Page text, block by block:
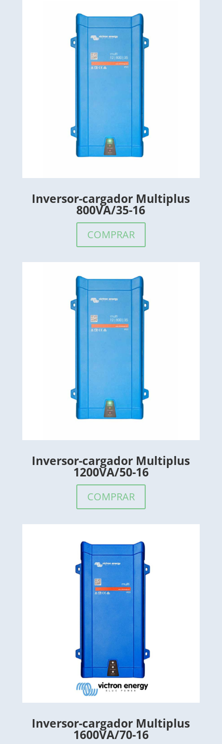
Inversor-cargador Multiplus
800VA/35-16
COMPRAR
Inversor-cargador Multiplus
1200VA/50-16
COMPRAR
Inversor-cargador Multiplus
1600VA/70-16